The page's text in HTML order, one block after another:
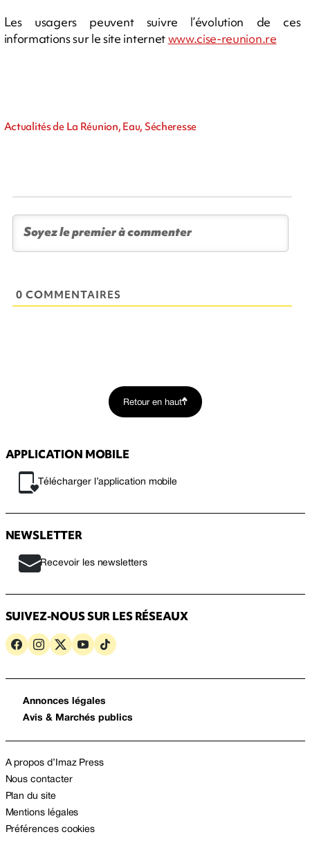
Les usagers peuvent suivre l’évolution de ces
informations sur le site internetwww.cise-reunion.re
Actualités de La Réunion, Eau, Sécheresse
0 COMMENTAIRES
Retour en haut
APPLICATION MOBILE
Télécharger l’application mobile
NEWSLETTER
Recevoir les newsletters
SUIVEZ-NOUS SUR LES RÉSEAUX
Annonces légales
Avis & Marchés publics
A propos d’Imaz Press
Nous contacter
Plan du site
Mentions légales
Préférences cookies